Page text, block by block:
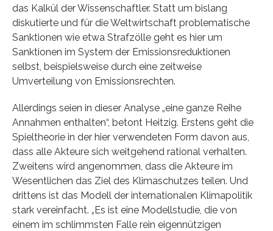
das Kalkül der Wissenschaftler. Statt um bislang
diskutierte und für die Weltwirtschaft problematische
Sanktionen wie etwa Strafzölle geht es hier um
Sanktionen im System der Emissionsreduktionen
selbst, beispielsweise durch eine zeitweise
Umverteilung von Emissionsrechten.
Allerdings seien in dieser Analyse „eine ganze Reihe
Annahmen enthalten“, betont Heitzig. Erstens geht die
Spieltheorie in der hier verwendeten Form davon aus,
dass alle Akteure sich weitgehend rational verhalten.
Zweitens wird angenommen, dass die Akteure im
Wesentlichen das Ziel des Klimaschutzes teilen. Und
drittens ist das Modell der internationalen Klimapolitik
stark vereinfacht. „Es ist eine Modellstudie, die von
einem im schlimmsten Falle rein eigennützigen